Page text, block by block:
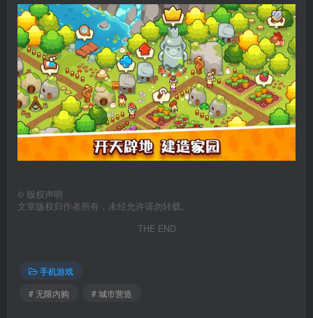
© 版权声明
文章版权归作者所有，未经允许请勿转载。
THE END
手机游戏
# 无限内购
# 城市营造